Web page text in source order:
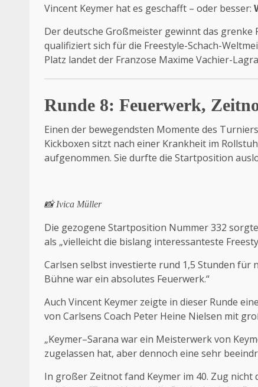
Vincent Keymer hat es geschafft – oder besser:
Der deutsche Großmeister gewinnt das grenke
qualifiziert sich für die Freestyle-Schach-
Platz landet der Franzose Maxime Vachier-
Runde 8: Feuerwerk,
Einen der bewegendsten Momente des
Kickboxen sitzt nach einer Krankheit im
aufgenommen. Sie durfte die Startposition
📸 Ivica Müller
Die gezogene Startposition Nummer 332
als „vielleicht die bislang interessanteste
Carlsen selbst investierte rund 1,5 Stunden für
Bühne war ein absolutes Feuerwerk.“
Auch Vincent Keymer zeigte in dieser Runde
von Carlsens Coach Peter Heine Nielsen mit
„Keymer–Sarana war ein Meisterwerk von
zugelassen hat, aber dennoch eine sehr
In großer Zeitnot fand Keymer im 40. Zug nicht